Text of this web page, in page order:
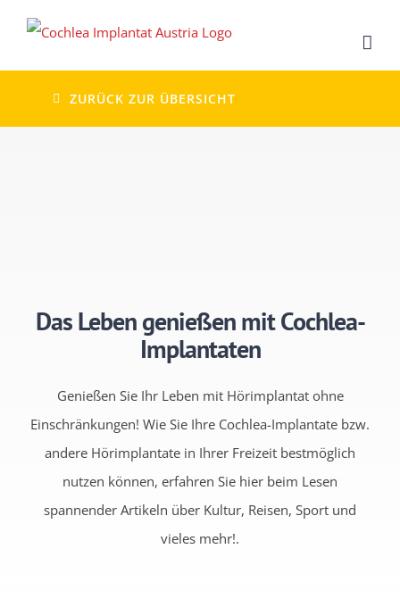
Zum
springen
ZURÜCK ZUR ÜBERSICHT
Das Leben genießen mit Cochlea-
Implantaten
Genießen Sie Ihr Leben mit Hörimplantat ohne
Einschränkungen! Wie Sie Ihre Cochlea-Implantate bzw.
andere Hörimplantate in Ihrer Freizeit bestmöglich
nutzen können, erfahren Sie hier beim Lesen
spannender Artikeln über Kultur, Reisen, Sport und
vieles mehr!.